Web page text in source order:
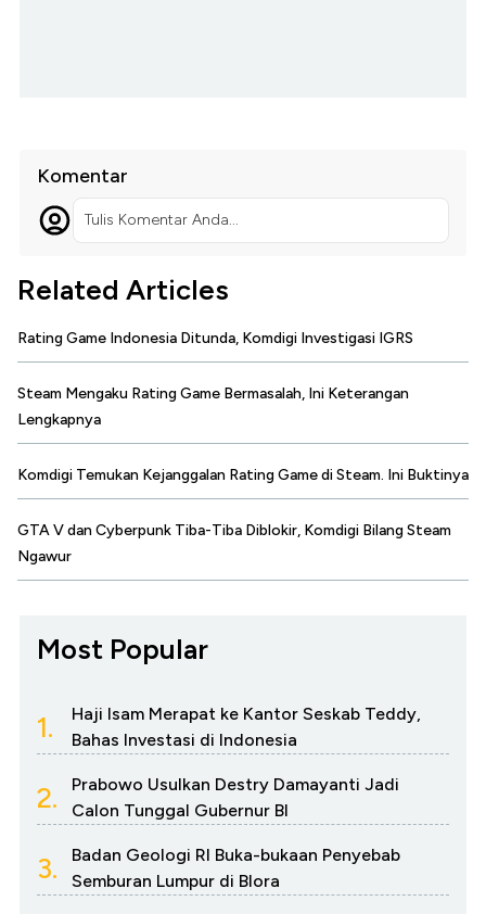
Komentar
Tulis Komentar Anda...
Related Articles
Rating Game Indonesia Ditunda, Komdigi Investigasi IGRS
Steam Mengaku Rating Game Bermasalah, Ini Keterangan
Lengkapnya
Komdigi Temukan Kejanggalan Rating Game di Steam. Ini Buktinya
GTA V dan Cyberpunk Tiba-Tiba Diblokir, Komdigi Bilang Steam
Ngawur
Most Popular
1.
Haji Isam Merapat ke Kantor Seskab Teddy,
Bahas Investasi di Indonesia
2.
Prabowo Usulkan Destry Damayanti Jadi
Calon Tunggal Gubernur BI
3.
Badan Geologi RI Buka-bukaan Penyebab
Semburan Lumpur di Blora